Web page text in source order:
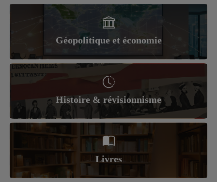
Géopolitique et économie
Histoire & révisionnisme
Livres